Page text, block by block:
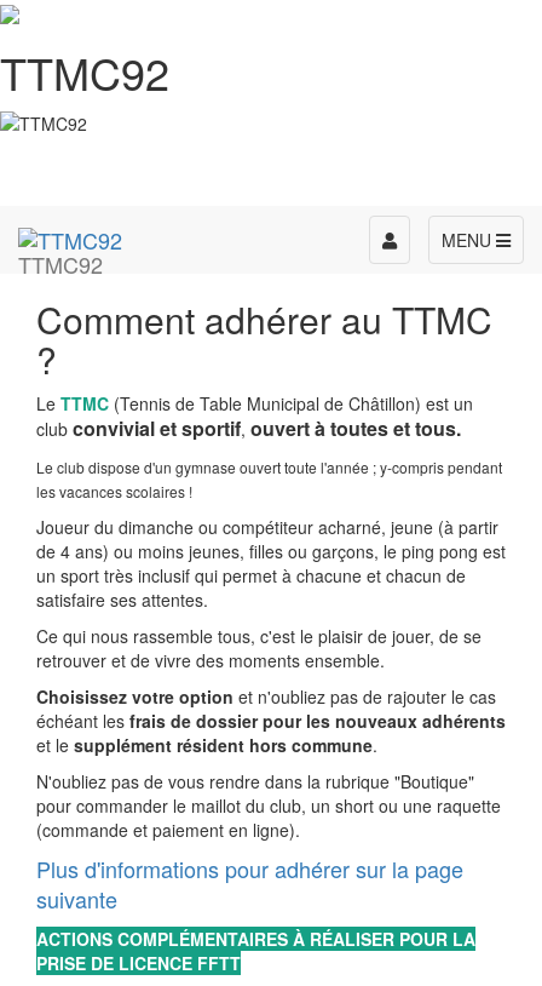
TTMC92
TTMC92
MENU
Toggle
navigation
Comment adhérer au TTMC
?
Le TTMC (Tennis de Table Municipal de Châtillon) est un
club convivial et sportif, ouvert à toutes et tous.
Le club dispose d'un gymnase ouvert toute l'année ; y-compris pendant
les vacances scolaires !
Joueur du dimanche ou compétiteur acharné, jeune (à partir
de 4 ans) ou moins jeunes, filles ou garçons, le ping pong est
un sport très inclusif qui permet à chacune et chacun de
satisfaire ses attentes.
Ce qui nous rassemble tous, c'est le plaisir de jouer, de se
retrouver et de vivre des moments ensemble.
Choisissez votre option et n'oubliez pas de rajouter le cas
échéant les frais de dossier pour les nouveaux adhérents
et le supplément résident hors commune.
N'oubliez pas de vous rendre dans la rubrique "Boutique"
pour commander le maillot du club, un short ou une raquette
(commande et paiement en ligne).
Plus d'informations pour adhérer sur la page
suivante
ACTIONS COMPLÉMENTAIRES À RÉALISER POUR LA
PRISE DE LICENCE FFTT